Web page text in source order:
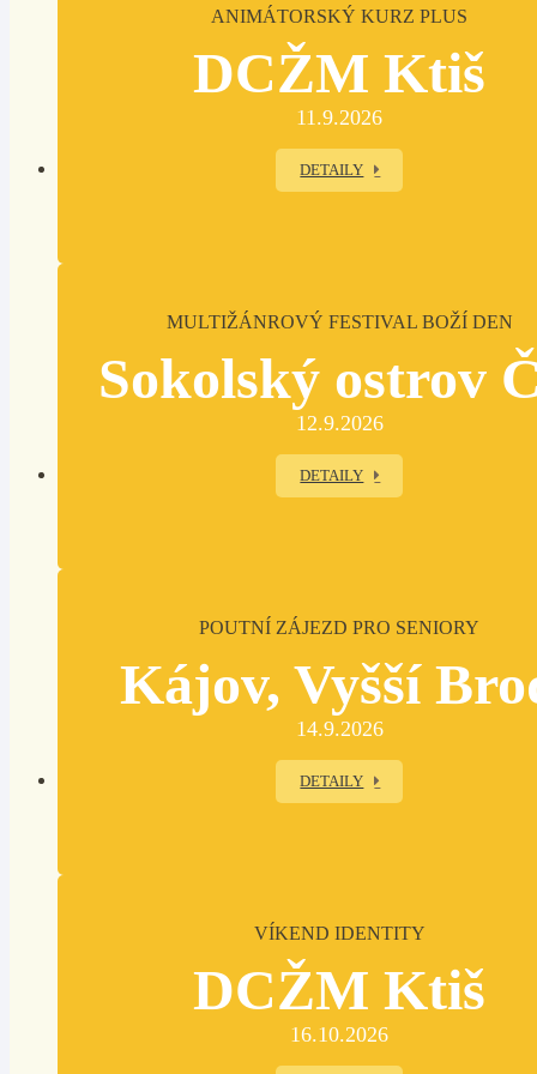
ANIMÁTORSKÝ KURZ PLUS
DCŽM Ktiš
11.9.2026
DETAILY
MULTIŽÁNROVÝ FESTIVAL BOŽÍ DEN
Sokolský ostrov
12.9.2026
DETAILY
POUTNÍ ZÁJEZD PRO SENIORY
Kájov, Vyšší
14.9.2026
DETAILY
VÍKEND IDENTITY
DCŽM Ktiš
16.10.2026